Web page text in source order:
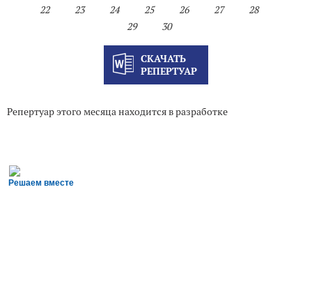
22
23 24 25 26 27
28
29
30
СКАЧАТЬ
РЕПЕРТУАР
Репертуар этого месяца находится в разработке
Решаем вместе